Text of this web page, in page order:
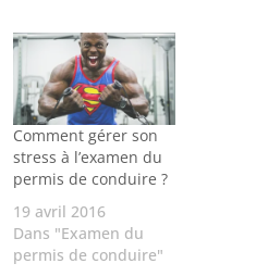
Comment gérer son
stress à l’examen du
permis de conduire ?
19 avril 2016
Dans "Examen du
permis de conduire"